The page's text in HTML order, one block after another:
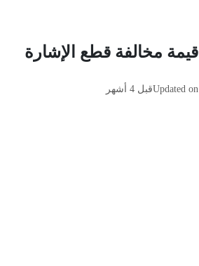
قيمة مخالفة قطع الإشارة
Updated onقبل 4 أشهر